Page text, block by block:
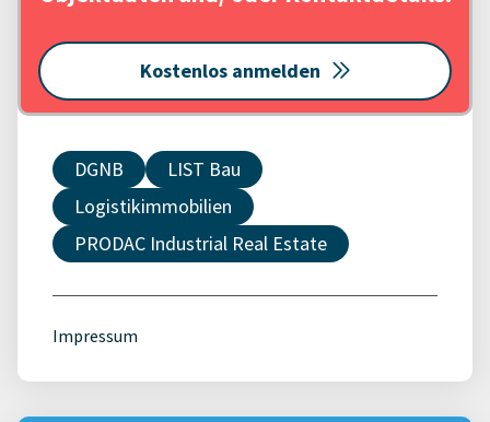
Kostenlos anmelden
DGNB
LIST Bau
Logistikimmobilien
PRODAC Industrial Real Estate
Impressum